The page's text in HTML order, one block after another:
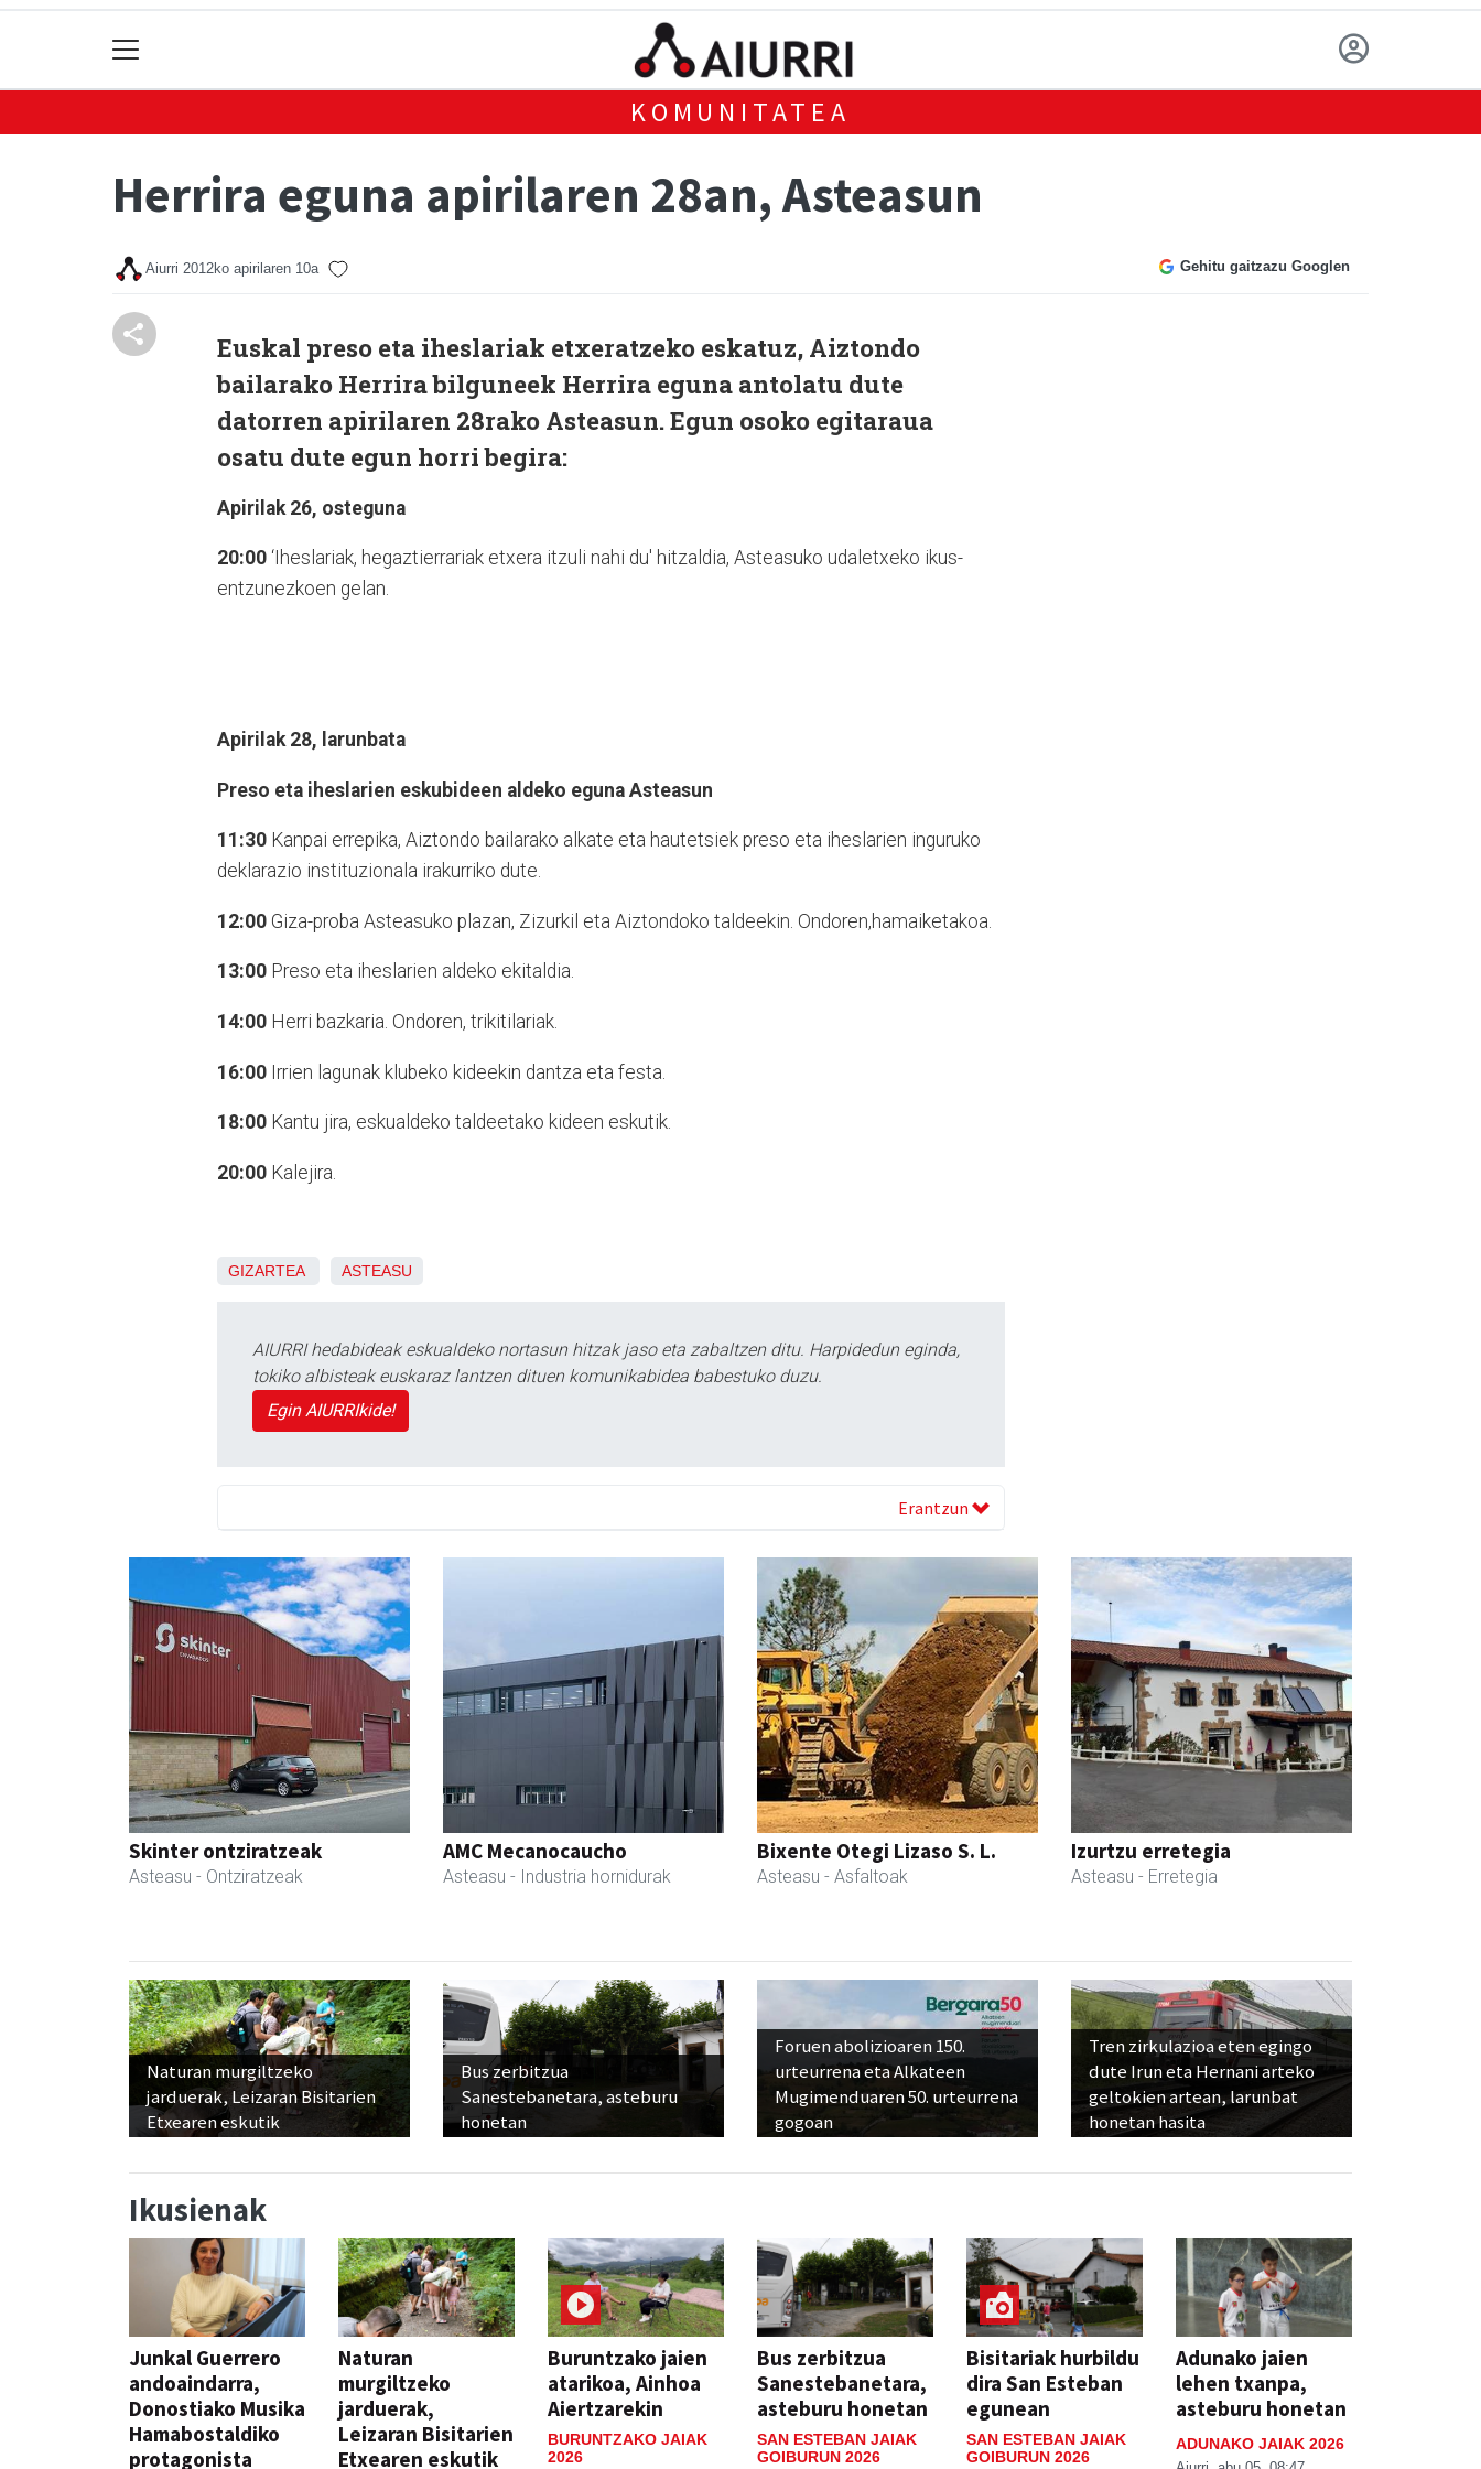
KOMUNITATEA
Herrira eguna apirilaren 28an, Asteasun
Aiurri 2012ko apirilaren 10a Gehitu gaitzazu Googlen
Euskal preso eta iheslariak etxeratzeko eskatuz, Aiztondo
bailarako Herrira bilguneek Herrira eguna antolatu dute
datorren apirilaren 28rako Asteasun. Egun osoko egitaraua
osatu dute egun horri begira:
Apirilak 26, osteguna
20:00 ‘Iheslariak, hegaztierrariak etxera itzuli nahi du' hitzaldia, Asteasuko udaletxeko ikus-
entzunezkoen gelan.
Apirilak 28, larunbata
Preso eta iheslarien eskubideen aldeko eguna Asteasun
11:30 Kanpai errepika, Aiztondo bailarako alkate eta hautetsiek preso eta iheslarien inguruko
deklarazio instituzionala irakurriko dute.
12:00 Giza-proba Asteasuko plazan, Zizurkil eta Aiztondoko taldeekin. Ondoren,hamaiketakoa.
13:00 Preso eta iheslarien aldeko ekitaldia.
14:00 Herri bazkaria. Ondoren, trikitilariak.
16:00 Irrien lagunak klubeko kideekin dantza eta festa.
18:00 Kantu jira, eskualdeko taldeetako kideen eskutik.
20:00 Kalejira.
GIZARTEA ASTEASU
AIURRI hedabideak eskualdeko nortasun hitzak jaso eta zabaltzen ditu. Harpidedun eginda,
tokiko albisteak euskaraz lantzen dituen komunikabidea babestuko duzu.
Egin AIURRIkide!
Erantzun
Skinter ontziratzeak
Asteasu - Ontziratzeak
AMC Mecanocaucho
Asteasu - Industria hornidurak
Bixente Otegi Lizaso S. L.
Asteasu - Asfaltoak
Izurtzu erretegia
Asteasu - Erretegia
Naturan murgiltzeko
jarduerak, Leizaran Bisitarien
Etxearen eskutik
Bus zerbitzua
Sanestebanetara, asteburu
honetan
Foruen abolizioaren 150.
urteurrena eta Alkateen
Mugimenduaren 50. urteurrena
gogoan
Tren zirkulazioa eten egingo
dute Irun eta Hernani arteko
geltokien artean, larunbat
honetan hasita
Ikusienak
Junkal Guerrero
andoaindarra,
Donostiako Musika
Hamabostaldiko
protagonista
Naturan
murgiltzeko
jarduerak,
Leizaran Bisitarien
Etxearen eskutik
Buruntzako jaien
atarikoa, Ainhoa
Aiertzarekin
BURUNTZAKO JAIAK
2026
Bus zerbitzua
Sanestebanetara,
asteburu honetan
SAN ESTEBAN JAIAK
GOIBURUN 2026
Bisitariak hurbildu
dira San Esteban
egunean
SAN ESTEBAN JAIAK
GOIBURUN 2026
Adunako jaien
lehen txanpa,
asteburu honetan
ADUNAKO JAIAK 2026